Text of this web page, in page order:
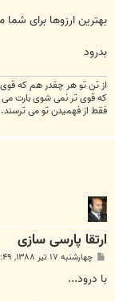
بهترین ارزوها برای شما
بدرود
از تن تو هر چقدر هم كه
كه قوی تر نمی شوی بارت می
فقط از فهمیدن تو می
ارتقا پارسی سازی
پ
ت
چهارشنبه ۱۷ تیر ۱۳۸۸, ۱۱:۴۹ ق.ظ
با درود...